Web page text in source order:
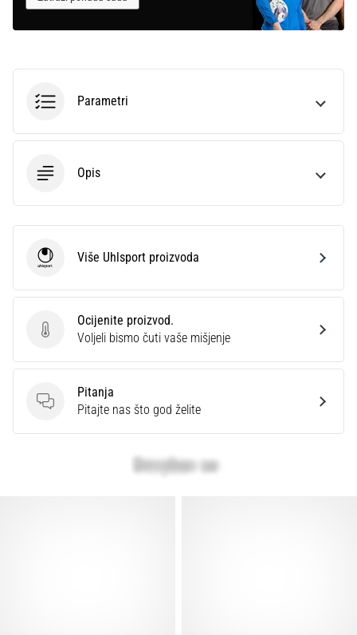
Parametri
Opis
Ocijenite proizvod.
Ocijenite proizvod.
Voljeli bismo čuti vaše mišjenje
Pitanja
Pitanja
Pitajte nas što god želite
UhlsportViše Uhlsport proizvoda